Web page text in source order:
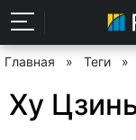
Главная » Теги »
Ху